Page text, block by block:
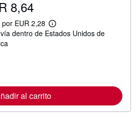
a
a
8,64
por EUR 2,28
M
á
m
dentro de Estados Unidos de
al carrito